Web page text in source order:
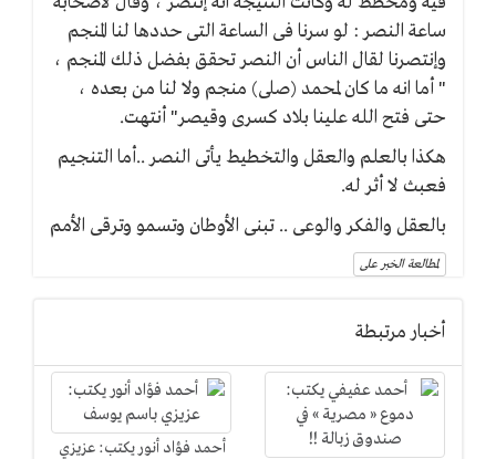
ساعة النصر : لو سرنا فى الساعة التى حددها لنا المنجم
وإنتصرنا لقال الناس أن النصر تحقق بفضل ذلك المنجم ،
" أما انه ما كان لمحمد (صلى) منجم ولا لنا من بعده ،
حتى فتح الله علينا بلاد كسرى وقيصر" أنتهت.
هكذا بالعلم والعقل والتخطيط يأتى النصر ..أما التنجيم
فعبث لا أثر له.
بالعقل والفكر والوعى .. تبنى الأوطان وتسمو وترقى الأمم
لمطالعة الخبر على
أخبار مرتبطة
أحمد فؤاد أنور يكتب: عزيزي